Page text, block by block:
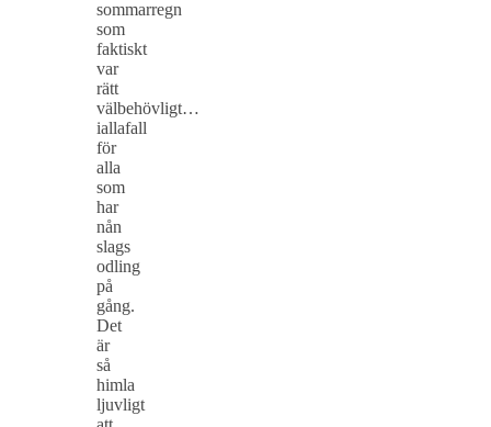
sommarregn
som
faktiskt
var
rätt
välbehövligt…
iallafall
för
alla
som
har
nån
slags
odling
på
gång.
Det
är
så
himla
ljuvligt